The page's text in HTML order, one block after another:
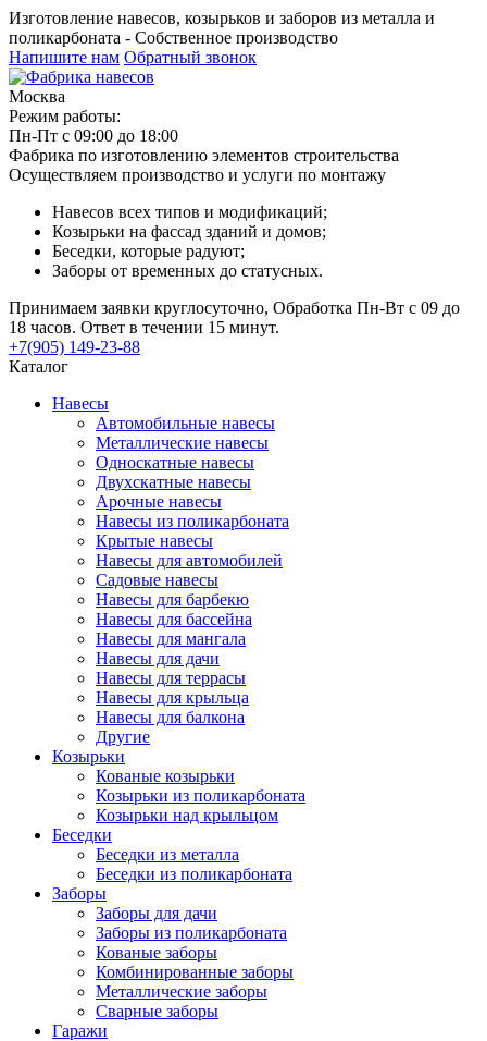
Изготовление навесов, козырьков и заборов из металла и
поликарбоната - Собственное производство
Напишите нам Обратный звонок
Москва
Режим работы:
Пн-Пт с 09:00 до 18:00
Фабрика по изготовлению элементов строительства
Осуществляем производство и услуги по монтажу
Навесов всех типов и модификаций;
Козырьки на фассад зданий и домов;
Беседки, которые радуют;
Заборы от временных до статусных.
Принимаем заявки круглосуточно, Обработка Пн-Вт с 09 до
18 часов. Ответ в течении 15 минут.
+7(905) 149-23-88
Каталог
Навесы
Автомобильные навесы
Металлические навесы
Односкатные навесы
Двухскатные навесы
Арочные навесы
Навесы из поликарбоната
Крытые навесы
Навесы для автомобилей
Садовые навесы
Навесы для барбекю
Навесы для бассейна
Навесы для мангала
Навесы для дачи
Навесы для террасы
Навесы для крыльца
Навесы для балкона
Другие
Козырьки
Кованые козырьки
Козырьки из поликарбоната
Козырьки над крыльцом
Беседки
Беседки из металла
Беседки из поликарбоната
Заборы
Заборы для дачи
Заборы из поликарбоната
Кованые заборы
Комбинированные заборы
Металлические заборы
Сварные заборы
Гаражи